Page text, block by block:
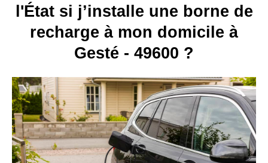
l'État si j’installe une borne de
recharge à mon domicile à
Gesté - 49600 ?